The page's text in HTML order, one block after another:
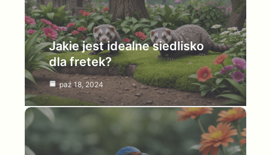
Jakie jest idealne siedlisko
dla fretek?
paź 18, 2024